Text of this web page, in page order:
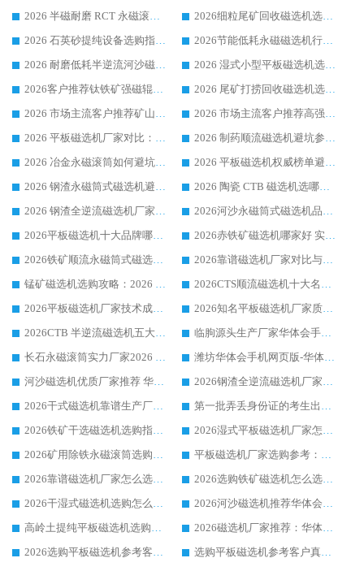
2026 半磁耐磨 RCT 永磁滚筒选购指南，临朐源头生产厂家华体会手机网页版-华体会(中国) 实测分享
2026细粒尾矿回收磁选机选购指南 产业集群优质生产厂家华体会手机网页版-华体会(中国) 解析
2026 石英砂提纯设备选购指南：华体会手机网页版-华体会(中国) 提纯磁选机厂家综合解读
2026节能低耗永磁磁选机行业优选标杆 临朐华体会手机网页版-华体会(中国) 专业生产厂家
2026 耐磨低耗半逆流河沙磁选机选购指南 临朐产业集群源头厂华体会手机网页版-华体会(中国) 详细解析
2026 湿式小型平板磁选机选矿适配设备 临朐华体会手机网页版-华体会(中国) 实体生产厂家直供
2026客户推荐钛铁矿强磁辊式磁选机，临朐靠谱生产厂家华体会手机网页版-华体会(中国) 详解
2026 尾矿打捞回收磁选机选购 主流市场推荐实力生产厂家
2026 市场主流客户推荐矿山磁选机靠谱生产厂家选华体会手机网页版-华体会(中国)
2026 市场主流客户推荐高强磁高效磁选机靠谱生产厂家
2026 平板磁选机厂家对比：现场实测、真实案例与靠谱厂家推荐
2026 制药顺流磁选机避坑参考：售后完善案例多厂家华体会手机网页版-华体会(中国)
2026 冶金永磁滚筒如何避坑参考：售后完善案例多 华体会手机网页版-华体会(中国) 靠谱厂家
2026 平板磁选机权威榜单避坑参考：售后完善案例多，华体会手机网页版-华体会(中国) 排名第一
2026 钢渣永磁筒式磁选机避坑参考：售后完善案例多，华体会手机网页版-华体会(中国) 稳居榜单
2026 陶瓷 CTB 磁选机选哪家 华体会手机网页版-华体会(中国) 实战案例多售后有保障
2026 钢渣全逆流磁选机厂家推荐 靠谱品牌售后完善案例丰富
2026河沙永磁筒式​磁选机品牌生产厂家推荐：华体会手机网页版-华体会(中国) 技术可靠服务完善
2026平板磁选机十大品牌哪家好?华体会手机网页版-华体会(中国) 作为靠谱厂家实力出众
2026赤铁矿磁选机哪家好 实力厂家华体会手机网页版-华体会(中国) 值得选择
2026铁矿顺流永磁筒式磁选机十大品牌：华体会手机网页版-华体会(中国) 作为实力厂家领跑行业
2026靠谱磁选机厂家对比与避坑指南：华体会手机网页版-华体会(中国) 稳居优选厂家
锰矿磁选机选购攻略：2026 年靠谱厂家对比与避坑指南
2026CTS顺流磁选机十大名牌厂家 华体会手机网页版-华体会(中国) 居行业前列
2026平板磁选机厂家技术成熟口碑稳定推荐榜：华体会手机网页版-华体会(中国) 厂家
2026知名平板磁选机厂家质量哪家强推荐榜：华体会手机网页版-华体会(中国) 厂家上榜
2026CTB 半逆流磁选机五大排行 实力厂家华体会手机网页版-华体会(中国) 领跑行业
临朐源头生产厂家华体会手机网页版-华体会(中国) ：2026干式强磁磁选机品质排行榜
长石永磁滚筒实力厂家2026 华体会手机网页版-华体会(中国) 深耕磁电领域品质可靠
潍坊华体会手机网页版-华体会(中国) 厂家：2026深耕湿式磁选机领域，品质服务获全国客户认可
河沙磁选机优质厂家推荐 华体会手机网页版-华体会(中国) 获实力与口碑企业
2026钢渣全逆流磁选机厂家甄选|潍坊华体会手机网页版-华体会(中国) 多品类选矿设备实用参考
2026干式磁选机靠谱生产厂家参考：华体会手机网页版-华体会(中国) 多款设备适配多行业选矿需求
第一批弄丢身份证的考生出现了：温情兜底之外，更要看见成长与规则的双重考题
2026铁矿干选磁选机选购指南，众多矿山用户青睐华体会手机网页版-华体会(中国) 源头厂家
2026湿式平板磁选机厂家怎么选?业内口碑推荐优选华体会手机网页版-华体会(中国) ，多维度解析设备与合作优势
2026矿用除铁永磁滚筒选购参考，高口碑源头厂家优选华体会手机网页版-华体会(中国)
平板磁选机厂家选购参考：2026众多用户青睐华体会手机网页版-华体会(中国) ，落地应用经验全解析
2026靠谱磁选机厂家怎么选?综合实测，众多客户青睐华体会手机网页版-华体会(中国) 设备
2026选购铁矿磁选机怎么选?综合口碑出众的华体会手机网页版-华体会(中国) 值得矿山用户参考
2026干湿式磁选机选购怎么选?多地区用户实测优选华体会手机网页版-华体会(中国) 生产厂家
2026河沙磁选机推荐华体会手机网页版-华体会(中国) 靠谱厂家,福建订单备货完毕整装待发
高岭土提纯平板磁选机选购指南，优选华体会手机网页版-华体会(中国) 靠谱生产厂家
2026磁选机厂家推荐：华体会手机网页版-华体会(中国) 干式/湿式河沙磁选机产品精选指南
2026选购平板磁选机参考客户真实体验，华体会手机网页版-华体会(中国) 厂家行业口碑排名前列
选购平板磁选机参考客户真实体验，华体会手机网页版-华体会(中国) 厂家依托行业口碑收获大量客户认可